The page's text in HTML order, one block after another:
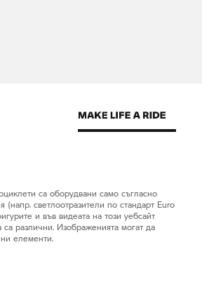
са оборудвани само съгласно
(напр. светлоотразители по стандарт Euro
и във видеата на този уебсайт
различни. Изображенията могат да
елементи.